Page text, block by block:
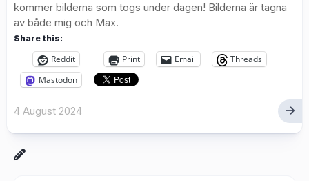
kommer bilderna som togs under dagen! Bilderna är tagna
av både mig och Max.
Share this:
Reddit Print Email
Threads
Mastodon
4 August 2024